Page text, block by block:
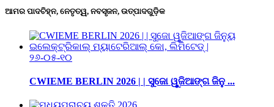
ଆମର ପାଦଚିହ୍ନ, ନେତୃତ୍ୱ, ନବସୃଜନ, ଉତ୍ପାଦଗୁଡ଼ିକ
୨୬-୦୫-୧୦
CWIEME BERLIN 2026 | | ସୁଜୋ ୱୁଜିଆଙ୍ଗ ଜିନୁ ...